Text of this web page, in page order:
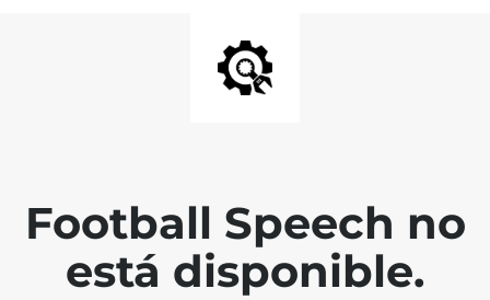
Football Speech no
está disponible.